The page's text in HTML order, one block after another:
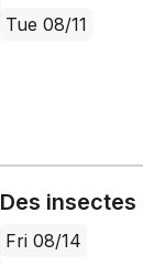
Tue 08/11
Des insectes
Fri 08/14